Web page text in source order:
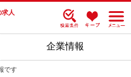
求人
企業情報
です